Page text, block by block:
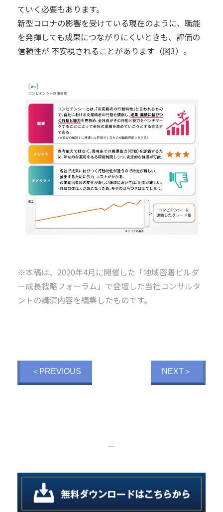
ていく必要もあります。
新型コロナの影響を受けている現在のように、職能
を発揮しても成果につながりにくいときも、評価の
信頼性が 不安視されることがあります（図3）。
※本稿は、2020年4月に開催した「地域密着ビルダ
ー成長戦略フォーラム」で登壇した当社コンサルタ
ントの講演内容を編集したものです。
＜PREVIOUS NEXT＞
―